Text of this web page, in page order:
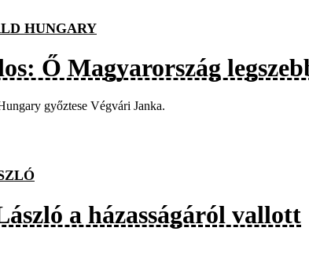
HUNGARY
Ő Magyarország
győztese Végvári Janka.
a házasságáról vallott